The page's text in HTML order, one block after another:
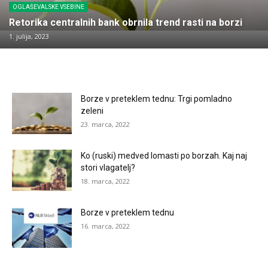
OGLAŠEVALSKE VSEBINE
Retorika centralnih bank obrnila trend rasti na borzi
1. julija, 2023
Borze v preteklem tednu: Trgi pomladno
zeleni
23. marca, 2022
Ko (ruski) medved lomasti po borzah. Kaj naj
stori vlagatelj?
18. marca, 2022
Borze v preteklem tednu
16. marca, 2022